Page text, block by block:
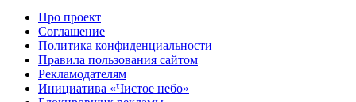
Про проект
Соглашение
Политика конфиденциальности
Правила пользования сайтом
Рекламодателям
Инициатива «Чистое небо»